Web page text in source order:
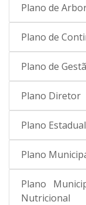
Plano de
Plano de
Plano de
Plano Diretor
Plano
Plano
Plano
Nutricional